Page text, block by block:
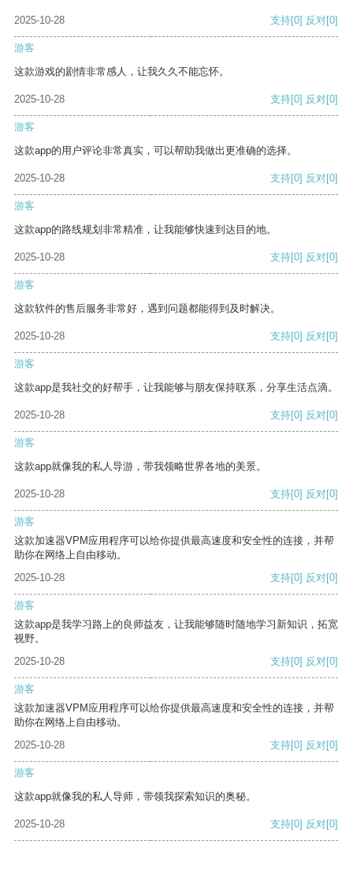
2025-10-28 支持[0] 反对[0]
游客
这款游戏的剧情非常感人，让我久久不能忘怀。
2025-10-28 支持[0] 反对[0]
游客
这款app的用户评论非常真实，可以帮助我做出更准确的选择。
2025-10-28 支持[0] 反对[0]
游客
这款app的路线规划非常精准，让我能够快速到达目的地。
2025-10-28 支持[0] 反对[0]
游客
这款软件的售后服务非常好，遇到问题都能得到及时解决。
2025-10-28 支持[0] 反对[0]
游客
这款app是我社交的好帮手，让我能够与朋友保持联系，分享生活点滴。
2025-10-28 支持[0] 反对[0]
游客
这款app就像我的私人导游，带我领略世界各地的美景。
2025-10-28 支持[0] 反对[0]
游客
这款加速器VPM应用程序可以给你提供最高速度和安全性的连接，并帮
助你在网络上自由移动。
2025-10-28
支持[0] 反对[0]
游客
这款app是我学习路上的良师益友，让我能够随时随地学习新知识，拓宽
视野。
2025-10-28
支持[0] 反对[0]
游客
这款加速器VPM应用程序可以给你提供最高速度和安全性的连接，并帮
助你在网络上自由移动。
2025-10-28
支持[0] 反对[0]
游客
这款app就像我的私人导师，带领我探索知识的奥秘。
2025-10-28 支持[0] 反对[0]